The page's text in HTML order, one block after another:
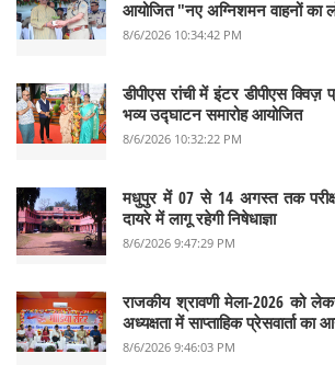
आयोजित "नए अग्निशमन वाहनों का
8/6/2026 10:34:42 PM
डीपीएस रांची में इंटर डीपीएस क्विज़
भव्य उद्घाटन समारोह आयोजित
8/6/2026 10:32:22 PM
मधुपुर में 07 से 14 अगस्त तक
दायरे में लागू रहेगी निषेधाज्ञा
8/6/2026 9:47:29 PM
राजकीय श्रावणी मेला-2026 को
अध्यक्षता में साप्ताहिक प्रेसवार्ता का
8/6/2026 9:46:03 PM